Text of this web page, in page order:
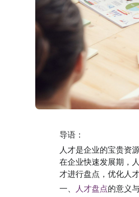
导语：
人才是企业的宝贵资
在企业快速发展期，
才进行盘点，优化人
一、 人才盘点的意义